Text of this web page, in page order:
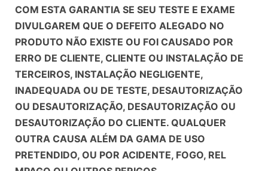
COM ESTA GARANTIA SE SEU TESTE E EXAME
DIVULGAREM QUE O DEFEITO ALEGADO NO
PRODUTO NÃO EXISTE OU FOI CAUSADO POR
ERRO DE CLIENTE, CLIENTE OU INSTALAÇÃO DE
TERCEIROS, INSTALAÇÃO NEGLIGENTE,
INADEQUADA OU DE TESTE, DESAUTORIZAÇÃO
OU DESAUTORIZAÇÃO, DESAUTORIZAÇÃO OU
DESAUTORIZAÇÃO DO CLIENTE. QUALQUER
OUTRA CAUSA ALÉM DA GAMA DE USO
PRETENDIDO, OU POR ACIDENTE, FOGO, REL